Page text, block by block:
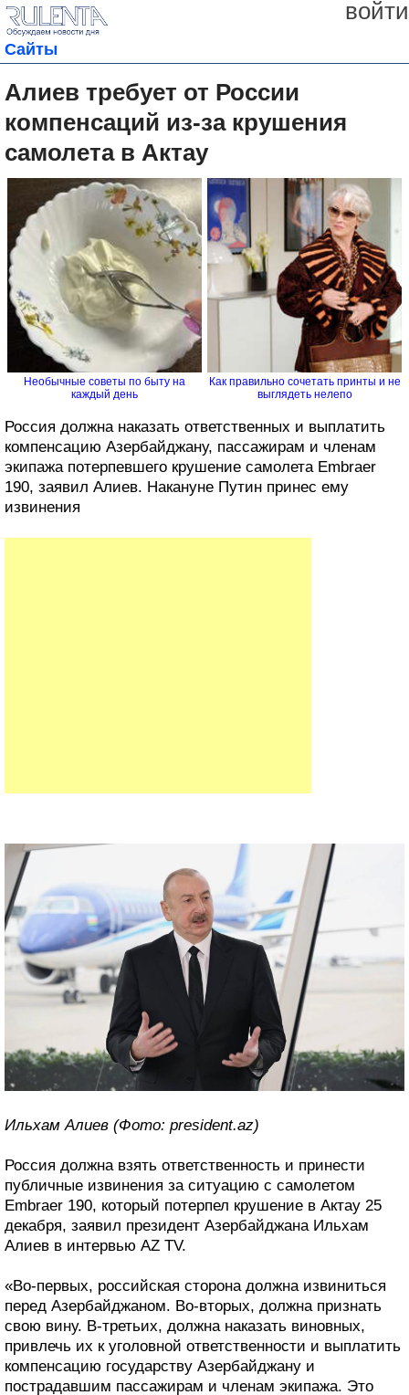
войти
Сайты
Алиев требует от России
компенсаций из-за крушения
самолета в Актау
Необычные советы по быту на
каждый день
Как правильно сочетать принты и не
выглядеть нелепо
Россия должна наказать ответственных и выплатить
компенсацию Азербайджану, пассажирам и членам
экипажа потерпевшего крушение самолета Embraer
190, заявил Алиев. Накануне Путин принес ему
извинения
Ильхам Алиев (Фото: president.az)
Россия должна взять ответственность и принести
публичные извинения за ситуацию с самолетом
Embraer 190, который потерпел крушение в Актау 25
декабря, заявил президент Азербайджана Ильхам
Алиев в интервью AZ TV.
«Во-первых, российская сторона должна извиниться
перед Азербайджаном. Во-вторых, должна признать
свою вину. В-третьих, должна наказать виновных,
привлечь их к уголовной ответственности и выплатить
компенсацию государству Азербайджану и
пострадавшим пассажирам и членам экипажа. Это